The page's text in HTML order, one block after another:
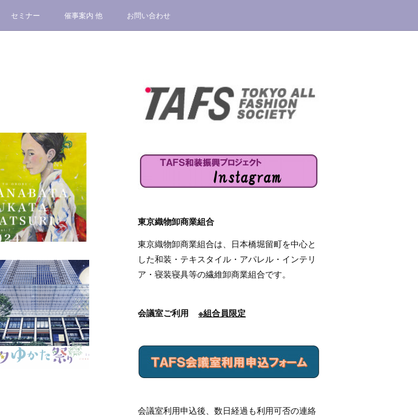
セミナー 催事案内 他 お問い合わせ
東京織物卸商業組合
東京織物卸商業組合は、日本橋堀留町を中心と
した和装・テキスタイル・アパレル・インテリ
ア・寝装寝具等の繊維卸商業組合です。
会議室ご利用 ※組合員限定
会議室利用申込後、数日経過も利用可否の連絡